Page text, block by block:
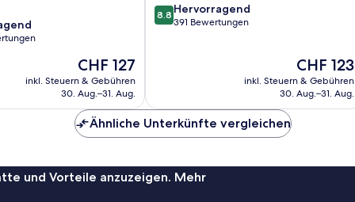
Der
Preis
beträgt
CHF 127
inkl. Steuern & Gebühren
30. Aug.–31. Aug.
8.8
von
8.8 Hervorragend
391 Bewertungen
Der
Preis
beträgt
CHF 123
inkl. Steuern & Gebühren
30. Aug.–31. Aug.
Ähnliche Unterkünfte vergleichen
und Vorteile anzuzeigen. Mehr